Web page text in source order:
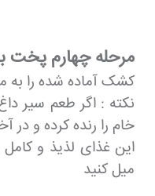
مرحله چهارم پخت
کشک آماده شده را به
نکته : اگر طعم سیر
خام را رنده کرده و در
این غذای لذیذ و کامل
میل کنید